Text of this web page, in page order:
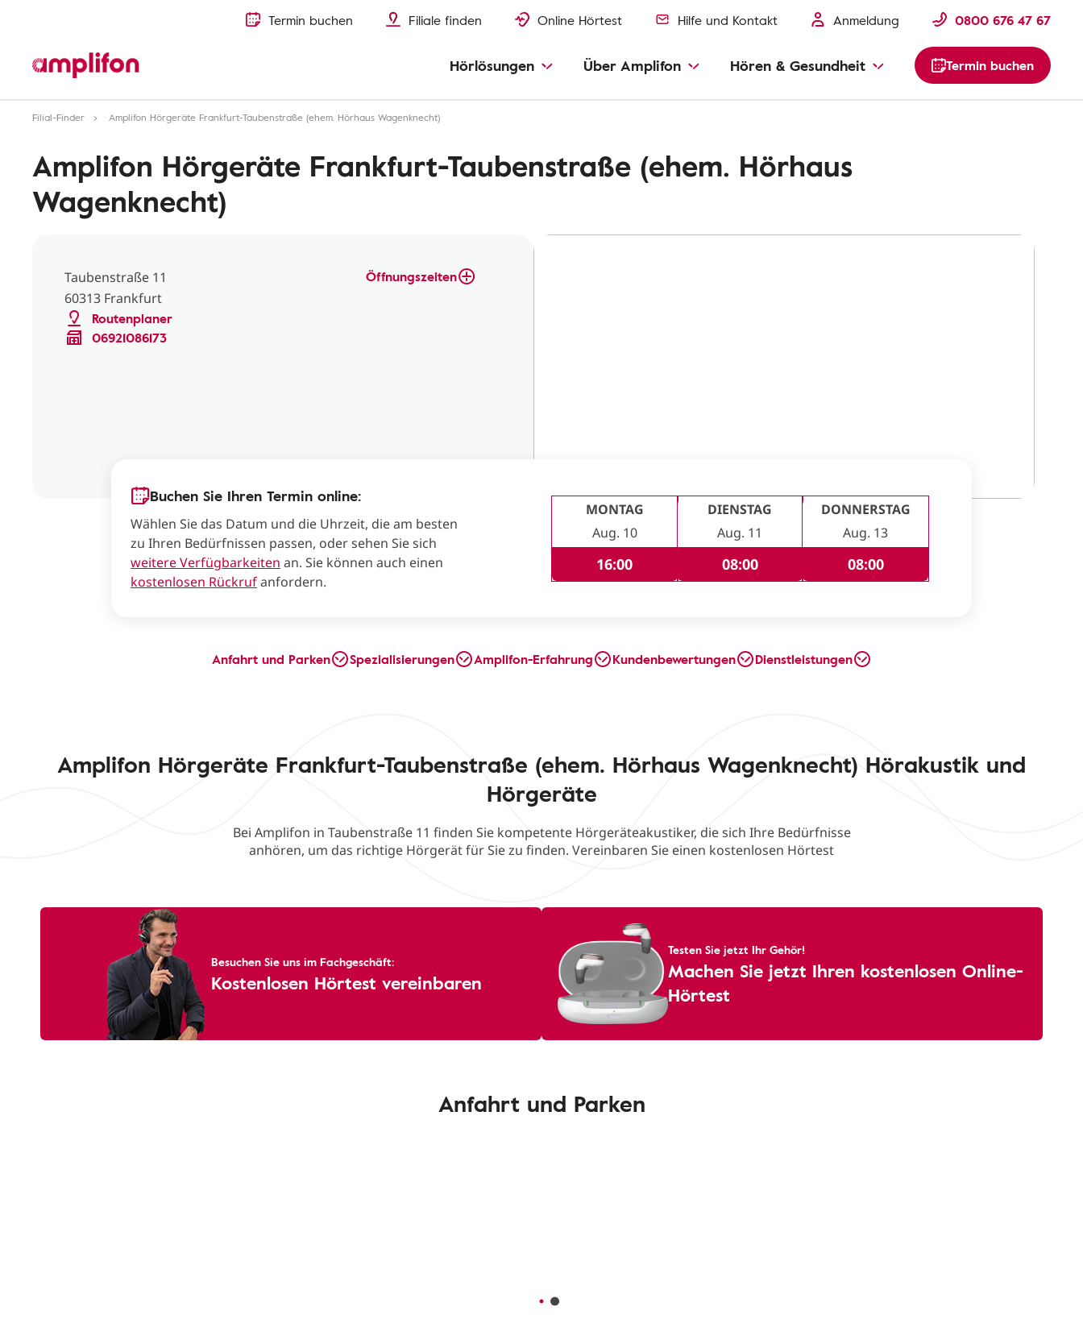
Termin buchen Filiale finden Online Hörtest Hilfe und Kontakt Anmeldung 0800 676 47 67
Hörlösungen Über Amplifon Hören & Gesundheit Termin buchen
Filial-Finder Amplifon Hörgeräte Frankfurt-Taubenstraße (ehem. Hörhaus Wagenknecht)
Amplifon Hörgeräte Frankfurt-Taubenstraße (ehem. Hörhaus
Wagenknecht)
Taubenstraße 11
60313 Frankfurt
Routenplaner
06921086173
Öffnungszeiten
Buchen Sie Ihren Termin online:
Wählen Sie das Datum und die Uhrzeit, die am besten
zu Ihren Bedürfnissen passen, oder sehen Sie sich
weitere Verfügbarkeiten an. Sie können auch einen
kostenlosen Rückrufanfordern.
MONTAG
Aug. 10
16:00
DIENSTAG
Aug. 11
08:00
DONNERSTAG
Aug. 13
08:00
Anfahrt und Parken Spezialisierungen Amplifon-Erfahrung Kundenbewertungen Dienstleistungen
Amplifon Hörgeräte Frankfurt-Taubenstraße (ehem. Hörhaus Wagenknecht) Hörakustik und
Hörgeräte
Bei Amplifon in Taubenstraße 11 finden Sie kompetente Hörgeräteakustiker, die sich Ihre Bedürfnisse
anhören, um das richtige Hörgerät für Sie zu finden. Vereinbaren Sie einen kostenlosen Hörtest
Besuchen Sie uns im Fachgeschäft:
Kostenlosen Hörtest vereinbaren
Testen Sie jetzt Ihr Gehör!
Machen Sie jetzt Ihren kostenlosen Online-
Hörtest
Anfahrt und Parken